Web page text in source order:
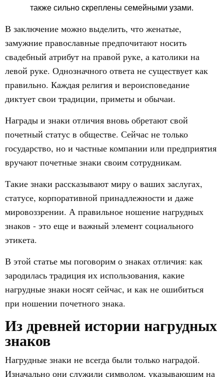
также сильно скреплены семейными узами.
В заключение можно выделить, что женатые,
замужние православные предпочитают носить
свадебный атрибут на правой руке, а католики на
левой руке. Однозначного ответа не существует как
правильно. Каждая религия и вероисповедание
диктует свои традиции, приметы и обычаи.
Награды и знаки отличия вновь обретают свой
почетный статус в обществе. Сейчас не только
государство, но и частные компании или предприятия
вручают почетные знаки своим сотрудникам.
Такие знаки рассказывают миру о ваших заслугах,
статусе, корпоративной принадлежности и даже
мировоззрении. А правильное ношение нагрудных
знаков - это еще и важный элемент социального
этикета.
В этой статье мы поговорим о знаках отличия: как
зародилась традиция их использования, какие
нагрудные знаки носят сейчас, и как не ошибиться
при ношении почетного знака.
Из древней истории нагрудных
знаков
Нагрудные знаки не всегда были только наградой.
Изначально они служили символом, указывающим на